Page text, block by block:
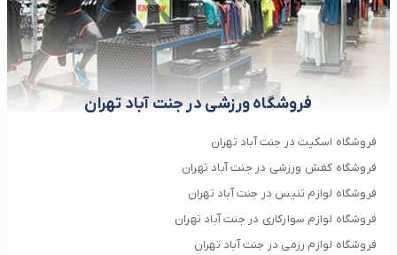
فروشگاه ورزشی در جنت آباد تهران
فروشگاه اسکیت در جنت آباد تهران
فروشگاه کفش ورزشی در جنت آباد تهران
فروشگاه لوازم تنیس در جنت آباد تهران
فروشگاه لوازم سوارکاری در جنت آباد تهران
فروشگاه لوازم رزمی در جنت آباد تهران